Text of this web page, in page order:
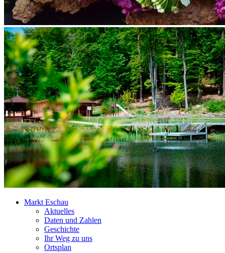
Markt Eschau
Aktuelles
Daten und Zahlen
Geschichte
Ihr Weg zu uns
Ortsplan